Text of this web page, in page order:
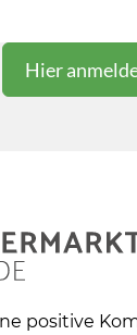
positive